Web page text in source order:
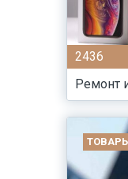
2436
Ремонт